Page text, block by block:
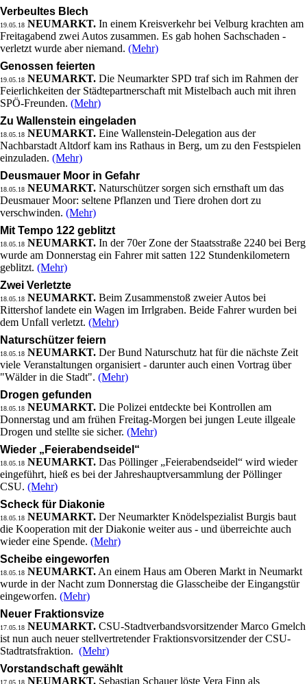
Verbeultes Blech
19.05.18 NEUMARKT. In einem Kreisverkehr bei Velburg krachten am
Freitagabend zwei Autos zusammen. Es gab hohen Sachschaden -
verletzt wurde aber niemand. (Mehr)
Genossen feierten
19.05.18 NEUMARKT. Die Neumarkter SPD traf sich im Rahmen der
Feierlichkeiten der Städtepartnerschaft mit Mistelbach auch mit ihren
SPÖ-Freunden. (Mehr)
Zu Wallenstein eingeladen
18.05.18 NEUMARKT. Eine Wallenstein-Delegation aus der
Nachbarstadt Altdorf kam ins Rathaus in Berg, um zu den Festspielen
einzuladen. (Mehr)
Deusmauer Moor in Gefahr
18.05.18 NEUMARKT. Naturschützer sorgen sich ernsthaft um das
Deusmauer Moor: seltene Pflanzen und Tiere drohen dort zu
verschwinden. (Mehr)
Mit Tempo 122 geblitzt
18.05.18 NEUMARKT. In der 70er Zone der Staatsstraße 2240 bei Berg
wurde am Donnerstag ein Fahrer mit satten 122 Stundenkilometern
geblitzt. (Mehr)
Zwei Verletzte
18.05.18 NEUMARKT. Beim Zusammenstoß zweier Autos bei
Rittershof landete ein Wagen im Irrlgraben. Beide Fahrer wurden bei
dem Unfall verletzt. (Mehr)
Naturschützer feiern
18.05.18 NEUMARKT. Der Bund Naturschutz hat für die nächste Zeit
viele Veranstaltungen organisiert - darunter auch einen Vortrag über
"Wälder in die Stadt". (Mehr)
Drogen gefunden
18.05.18 NEUMARKT. Die Polizei entdeckte bei Kontrollen am
Donnerstag und am frühen Freitag-Morgen bei jungen Leute illgeale
Drogen und stellte sie sicher. (Mehr)
Wieder „Feierabendseidel“
18.05.18 NEUMARKT. Das Pöllinger „Feierabendseidel“ wird wieder
eingeführt, hieß es bei der Jahreshauptversammlung der Pöllinger
CSU. (Mehr)
Scheck für Diakonie
18.05.18 NEUMARKT. Der Neumarkter Knödelspezialist Burgis baut
die Kooperation mit der Diakonie weiter aus - und überreichte auch
wieder eine Spende. (Mehr)
Scheibe eingeworfen
18.05.18 NEUMARKT. An einem Haus am Oberen Markt in Neumarkt
wurde in der Nacht zum Donnerstag die Glasscheibe der Eingangstür
eingeworfen. (Mehr)
Neuer Fraktionsvize
17.05.18 NEUMARKT. CSU-Stadtverbandsvorsitzender Marco Gmelch
ist nun auch neuer stellvertretender Fraktionsvorsitzender der CSU-
Stadtratsfraktion. (Mehr)
Vorstandschaft gewählt
17.05.18 NEUMARKT. Sebastian Schauer löste Vera Finn als